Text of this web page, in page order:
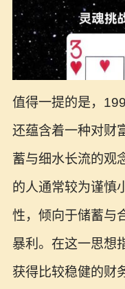
值得一提的是，
还蕴含着一种对财
蓄与细水长流的观
的人通常较为谨慎
性，倾向于储蓄与
暴利。在这一思想
获得比较稳健的财